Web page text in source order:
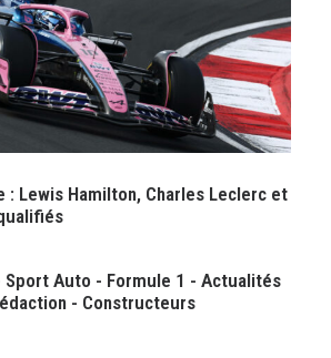
: Lewis Hamilton, Charles Leclerc et
Sport Auto - Formule 1 - Actualités
- Constructeurs